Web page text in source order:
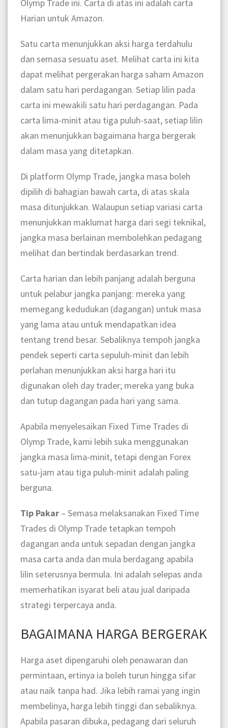
Olymp Trade ini. Carta di atas ini adalah carta
Harian untuk Amazon.
Satu carta menunjukkan aksi harga terdahulu
dan semasa sesuatu aset. Melihat carta ini kita
dapat melihat pergerakan harga saham Amazon
dalam satu hari perdagangan. Setiap lilin pada
carta ini mewakili satu hari perdagangan. Pada
carta lima-minit atau tiga puluh-saat, setiap lilin
akan menunjukkan bagaimana harga bergerak
dalam masa yang ditetapkan.
Di platform Olymp Trade, jangka masa boleh
dipilih di bahagian bawah carta, di atas skala
masa ditunjukkan. Walaupun setiap variasi carta
menunjukkan maklumat harga dari segi teknikal,
jangka masa berlainan membolehkan pedagang
melihat dan bertindak berdasarkan trend.
Carta harian dan lebih panjang adalah berguna
untuk pelabur jangka panjang: mereka yang
memegang kedudukan (dagangan) untuk masa
yang lama atau untuk mendapatkan idea
tentang trend besar. Sebaliknya tempoh jangka
pendek seperti carta sepuluh-minit dan lebih
perlahan menunjukkan aksi harga hari itu
digunakan oleh day trader; mereka yang buka
dan tutup dagangan pada hari yang sama.
Apabila menyelesaikan Fixed Time Trades di
Olymp Trade, kami lebih suka menggunakan
jangka masa lima-minit, tetapi dengan Forex
satu-jam atau tiga puluh-minit adalah paling
berguna.
Tip Pakar – Semasa melaksanakan Fixed Time
Trades di Olymp Trade tetapkan tempoh
dagangan anda untuk sepadan dengan jangka
masa carta anda dan mula berdagang apabila
lilin seterusnya bermula. Ini adalah selepas anda
memerhatikan isyarat beli atau jual daripada
strategi terpercaya anda.
BAGAIMANA HARGA BERGERAK
Harga aset dipengaruhi oleh penawaran dan
permintaan, ertinya ia boleh turun hingga sifar
atau naik tanpa had. Jika lebih ramai yang ingin
membelinya, harga lebih tinggi dan sebaliknya.
Apabila pasaran dibuka, pedagang dari seluruh